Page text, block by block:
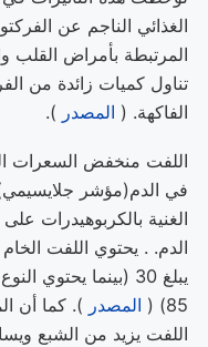
الغذائي الناجم عن
المرتبطة بأمراض القلب
تناول كميات زائدة من
الفاكهة. ( المصدر ).
اللفت منخفض السعرات
في الدم(مؤشر
الغنية بالكربوهيدرات
الدم. . يحتوي اللفت
يبلغ 30 (بينما
85) (
المصدر ). كما أن
اللفت يزيد من الشبع